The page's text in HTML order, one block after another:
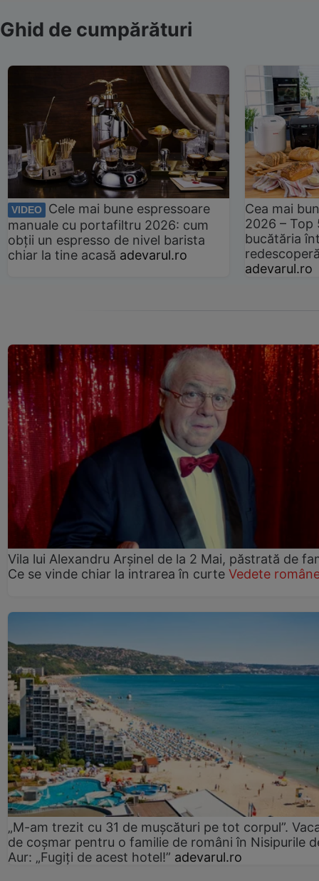
Ghid de cumpărături
VIDEO
Cele mai bune espressoare
manuale cu portafiltru 2026: cum
obții un espresso de nivel barista
chiar la tine acasă adevarul.ro
Cea mai
2026 –
bucătăria
adevarul.ro
Vila lui Alexandru Arșinel de la 2 Mai, păstrată de
Ce se vinde chiar la intrarea în curte Vedete
„M-am trezit cu 31 de mușcături pe tot corpul”.
de coșmar pentru o familie de români în Nisipurile
Aur: „Fugiți de acest hotel!” adevarul.ro